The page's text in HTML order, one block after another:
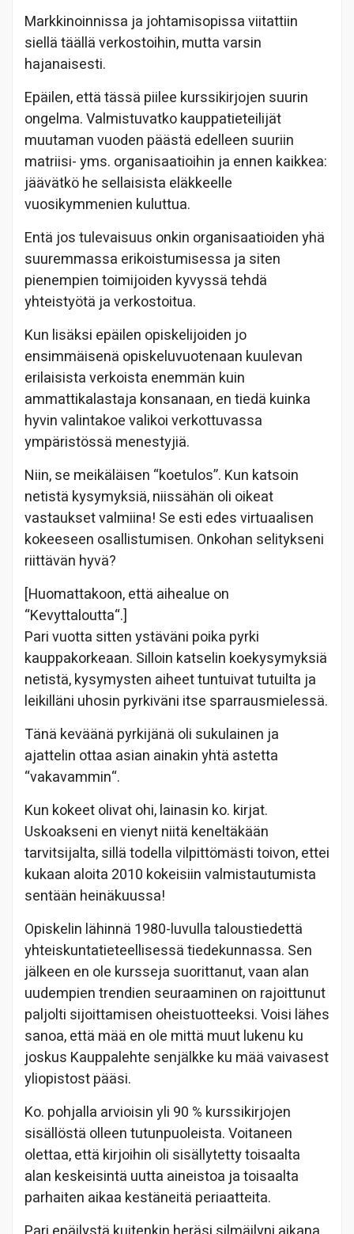
Markkinoinnissa ja johtamisopissa viitattiin
siellä täällä verkostoihin, mutta varsin
hajanaisesti.
Epäilen, että tässä piilee kurssikirjojen suurin
ongelma. Valmistuvatko kauppatieteilijät
muutaman vuoden päästä edelleen suuriin
matriisi- yms. organisaatioihin ja ennen kaikkea:
jäävätkö he sellaisista eläkkeelle
vuosikymmenien kuluttua.
Entä jos tulevaisuus onkin organisaatioiden yhä
suuremmassa erikoistumisessa ja siten
pienempien toimijoiden kyvyssä tehdä
yhteistyötä ja verkostoitua.
Kun lisäksi epäilen opiskelijoiden jo
ensimmäisenä opiskeluvuotenaan kuulevan
erilaisista verkoista enemmän kuin
ammattikalastaja konsanaan, en tiedä kuinka
hyvin valintakoe valikoi verkottuvassa
ympäristössä menestyjiä.
Niin, se meikäläisen “koetulos”. Kun katsoin
netistä kysymyksiä, niissähän oli oikeat
vastaukset valmiina! Se esti edes virtuaalisen
kokeeseen osallistumisen. Onkohan selitykseni
riittävän hyvä?
[Huomattakoon, että aihealue on
“Kevyttaloutta“.]
Pari vuotta sitten ystäväni poika pyrki
kauppakorkeaan. Silloin katselin koekysymyksiä
netistä, kysymysten aiheet tuntuivat tutuilta ja
leikilläni uhosin pyrkiväni itse sparrausmielessä.
Tänä keväänä pyrkijänä oli sukulainen ja
ajattelin ottaa asian ainakin yhtä astetta
“vakavammin“.
Kun kokeet olivat ohi, lainasin ko. kirjat.
Uskoakseni en vienyt niitä keneltäkään
tarvitsijalta, sillä todella vilpittömästi toivon, ettei
kukaan aloita 2010 kokeisiin valmistautumista
sentään heinäkuussa!
Opiskelin lähinnä 1980-luvulla taloustiedettä
yhteiskuntatieteellisessä tiedekunnassa. Sen
jälkeen en ole kursseja suorittanut, vaan alan
uudempien trendien seuraaminen on rajoittunut
paljolti sijoittamisen oheistuotteeksi. Voisi lähes
sanoa, että mää en ole mittä muut lukenu ku
joskus Kauppalehte senjälkke ku mää vaivasest
yliopistost pääsi.
Ko. pohjalla arvioisin yli 90 % kurssikirjojen
sisällöstä olleen tutunpuoleista. Voitaneen
olettaa, että kirjoihin oli sisällytetty toisaalta
alan keskeisintä uutta aineistoa ja toisaalta
parhaiten aikaa kestäneitä periaatteita.